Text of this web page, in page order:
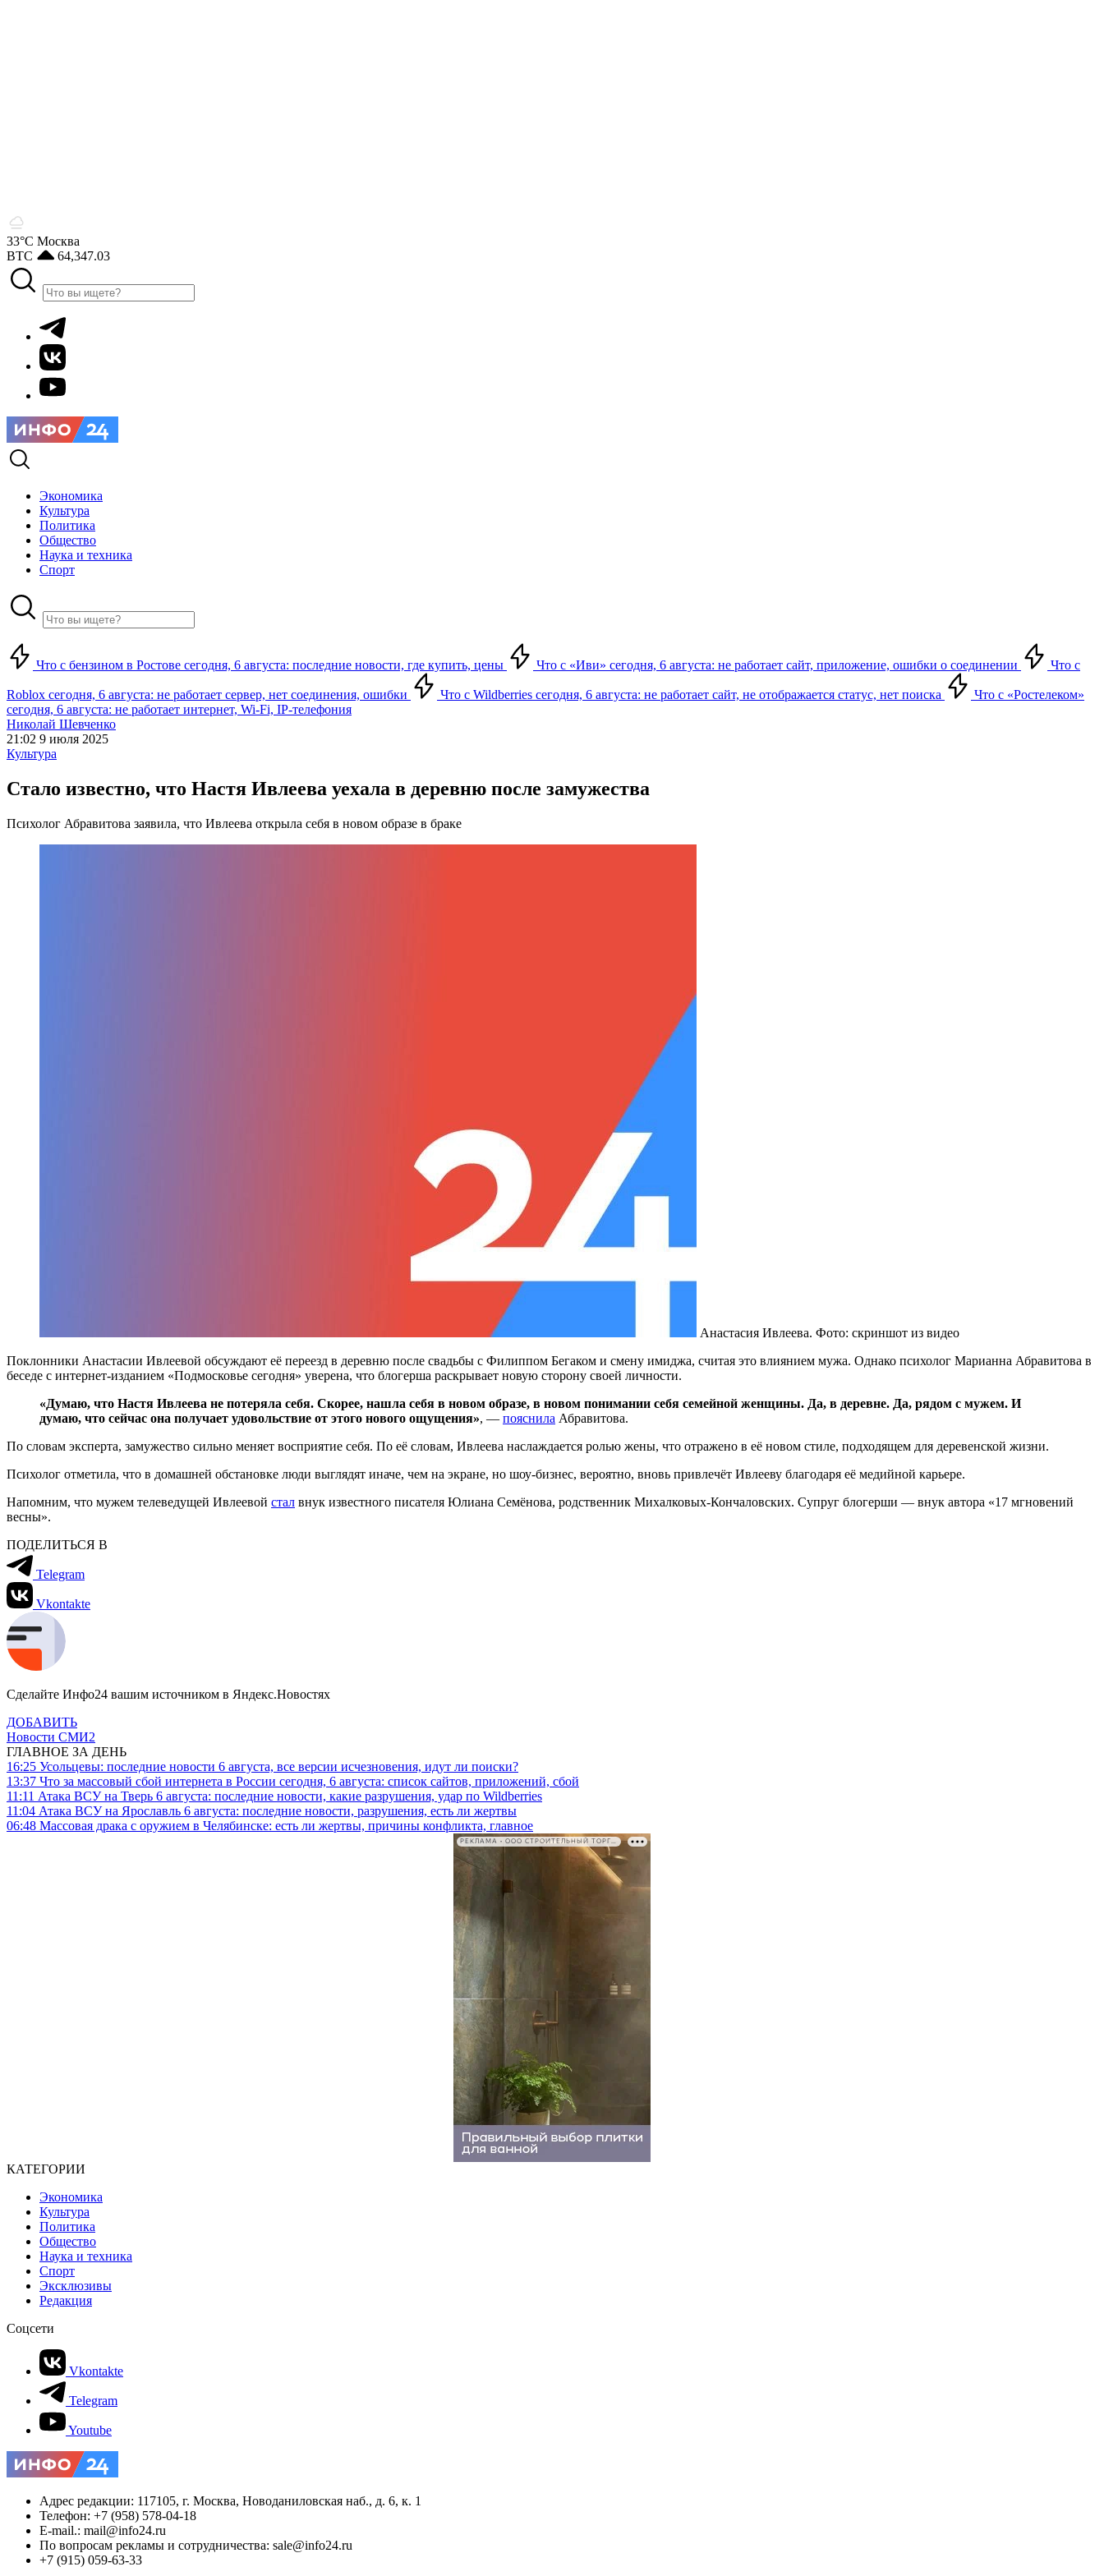
33°С Москва
BTC
64,347.03
Экономика
Культура
Политика
Общество
Наука и техника
Спорт
Что с бензином в Ростове сегодня, 6 августа: последние новости, где купить, цены Что с «Иви» сегодня, 6 августа: не работает сайт, приложение, ошибки о соединении Что с
Roblox сегодня, 6 августа: не работает сервер, нет соединения, ошибки Что с Wildberries сегодня, 6 августа: не работает сайт, не отображается статус, нет поиска
Что с «Ростелеком»
сегодня, 6 августа: не работает интернет, Wi-Fi, IP-телефония
Николай Шевченко
21:02 9 июля 2025
Культура
Стало известно, что Настя Ивлеева уехала в деревню после замужества
Психолог Абравитова заявила, что Ивлеева открыла себя в новом образе в браке
Анастасия Ивлеева. Фото: скриншот из видео
Поклонники Анастасии Ивлеевой обсуждают её переезд в деревню после свадьбы с Филиппом Бегаком и смену имиджа, считая это влиянием мужа. Однако психолог Марианна Абравитова в
беседе с интернет-изданием «Подмосковье сегодня» уверена, что блогерша раскрывает новую сторону своей личности.
«Думаю, что Настя Ивлеева не потеряла себя. Скорее, нашла себя в новом образе, в новом понимании себя семейной женщины. Да, в деревне. Да, рядом с мужем. И
думаю, что сейчас она получает удовольствие от этого нового ощущения», — пояснила Абравитова.
По словам эксперта, замужество сильно меняет восприятие себя. По её словам, Ивлеева наслаждается ролью жены, что отражено в её новом стиле, подходящем для деревенской жизни.
Психолог отметила, что в домашней обстановке люди выглядят иначе, чем на экране, но шоу-бизнес, вероятно, вновь привлечёт Ивлееву благодаря её медийной карьере.
Напомним, что мужем телеведущей Ивлеевой стал внук известного писателя Юлиана Семёнова, родственник Михалковых-Кончаловских. Супруг блогерши — внук автора «17 мгновений
весны».
ПОДЕЛИТЬСЯ В
Telegram
Vkontakte
Сделайте Инфо24 вашим источником в Яндекс.Новостях
ДОБАВИТЬ
Новости СМИ2
ГЛАВНОЕ ЗА ДЕНЬ
16:25 Усольцевы: последние новости 6 августа, все версии исчезновения, идут ли поиски?
13:37 Что за массовый сбой интернета в России сегодня, 6 августа: список сайтов, приложений, сбой
11:11 Атака ВСУ на Тверь 6 августа: последние новости, какие разрушения, удар по Wildberries
11:04 Атака ВСУ на Ярославль 6 августа: последние новости, разрушения, есть ли жертвы
06:48 Массовая драка с оружием в Челябинске: есть ли жертвы, причины конфликта, главное
РЕКЛАМА • ООО СТРОИТЕЛЬНЫЙ ТОРГОВЫЙ ДОМ «ПЕТРОВИЧ». ИНН: 7802348846
КАТЕГОРИИ
Экономика
Культура
Политика
Общество
Наука и техника
Спорт
Эксклюзивы
Редакция
Соцсети
Vkontakte
Telegram
Youtube
Адрес редакции: 117105, г. Москва, Новоданиловская наб., д. 6, к. 1
Телефон: +7 (958) 578-04-18
E-mail.: mail@info24.ru
По вопросам рекламы и сотрудничества: sale@info24.ru
+7 (915) 059-63-33